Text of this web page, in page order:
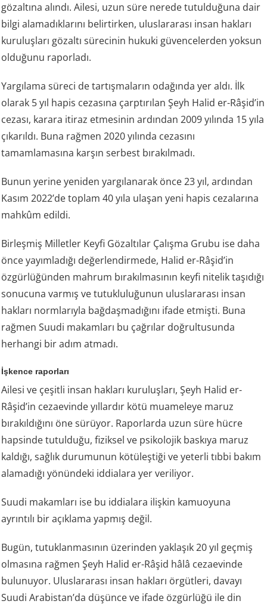
gözaltına alındı. Ailesi, uzun süre nerede tutulduğuna dair
bilgi alamadıklarını belirtirken, uluslararası insan hakları
kuruluşları gözaltı sürecinin hukuki güvencelerden yoksun
olduğunu raporladı.
Yargılama süreci de tartışmaların odağında yer aldı. İlk
olarak 5 yıl hapis cezasına çarptırılan Şeyh Halid er-Râşid’in
cezası, karara itiraz etmesinin ardından 2009 yılında 15 yıla
çıkarıldı. Buna rağmen 2020 yılında cezasını
tamamlamasına karşın serbest bırakılmadı.
Bunun yerine yeniden yargılanarak önce 23 yıl, ardından
Kasım 2022’de toplam 40 yıla ulaşan yeni hapis cezalarına
mahkûm edildi.
Birleşmiş Milletler Keyfi Gözaltılar Çalışma Grubu ise daha
önce yayımladığı değerlendirmede, Halid er-Râşid’in
özgürlüğünden mahrum bırakılmasının keyfi nitelik taşıdığı
sonucuna varmış ve tutukluluğunun uluslararası insan
hakları normlarıyla bağdaşmadığını ifade etmişti. Buna
rağmen Suudi makamları bu çağrılar doğrultusunda
herhangi bir adım atmadı.
İşkence raporları
Ailesi ve çeşitli insan hakları kuruluşları, Şeyh Halid er-
Râşid’in cezaevinde yıllardır kötü muameleye maruz
bırakıldığını öne sürüyor. Raporlarda uzun süre hücre
hapsinde tutulduğu, fiziksel ve psikolojik baskıya maruz
kaldığı, sağlık durumunun kötüleştiği ve yeterli tıbbi bakım
alamadığı yönündeki iddialara yer veriliyor.
Suudi makamları ise bu iddialara ilişkin kamuoyuna
ayrıntılı bir açıklama yapmış değil.
Bugün, tutuklanmasının üzerinden yaklaşık 20 yıl geçmiş
olmasına rağmen Şeyh Halid er-Râşid hâlâ cezaevinde
bulunuyor. Uluslararası insan hakları örgütleri, davayı
Suudi Arabistan’da düşünce ve ifade özgürlüğü ile din